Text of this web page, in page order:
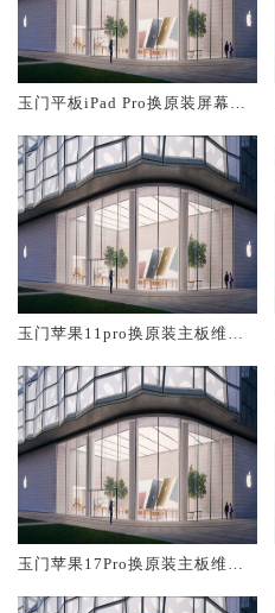
玉门平板iPad Pro换原装屏幕服
玉门苹果11pro换原装主板维修
玉门苹果17Pro换原装主板维修